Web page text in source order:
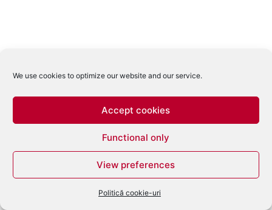
We use cookies to optimize our website and our service.
Accept cookies
Functional only
View preferences
Politică cookie-uri